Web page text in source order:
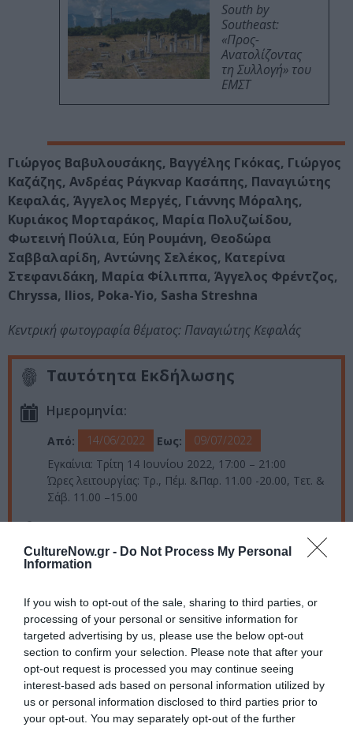
CultureNow.gr - Do Not Process My Personal
Information
If you wish to opt-out of the sale, sharing to third parties, or
processing of your personal or sensitive information for
targeted advertising by us, please use the below opt-out
section to confirm your selection. Please note that after your
opt-out request is processed you may continue seeing
interest-based ads based on personal information utilized by
us or personal information disclosed to third parties prior to
your opt-out. You may separately opt-out of the further
South by
Southeast:
«Προς-
Ανατολίζοντας
τη Συλλογή» του
ΕΜΣΤ
Γιώργος Βαβυλουσάκης, Βαγγέλης Γκόκας, Γιώργος
Καζάζης, Ανδρέας Ράγκναρ Κασάπης, Παναγιώτης
Κεφαλάς, Άγγελος Μεργές, Γιάννης Μόραλης,
Κυριάκος Μορταράκος, Μαρία Πολυζωίδου,
Φωτεινή Πούλια, Εύη Ρουμάνη, Θεοδώρα
Σαββαλαρίδη, Αντώνης Σελέκος, Κατερίνα
Στεφανιδάκη, Μαρία Φίλιππα, Άγγελος Φρέντζος,
Chryssa, Ilios, Poka-Yio, Sasha Streshna
Κεντρική φωτογραφία θέματος: Παναγιώτης Κεφαλάς
Ταυτότητα Εκδήλωσης
Ημερομηνία:
Από: 14/06/2022 Εως:
09/07/2022
Εγκαίνια: Τρίτη 14 Ιουνίου 2022, 17:00 – 21:00
Ώρες λειτουργίας: Τρ., Πέμ. &Παρ. 11.00 -20.00, Τετ. &
Σάβ. 11.00 –15.00
Γκαλερί Ζουμπουλάκη, Πλ. Κολωνακίου 20, Αθήνα
Πληροφορίες / Κρατήσεις:
Τηλ.: 2103608278 |zoumboulakis.gr
Ακολουθήστε το Culturenow.gr στοGoogle Newsκαι
μάθετε πρώτοι όλες τις ειδήσεις